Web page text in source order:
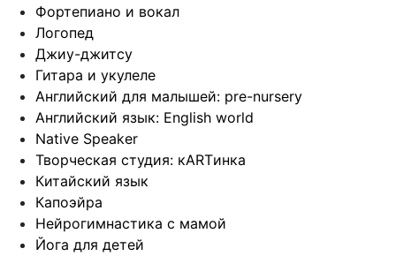
Фортепиано и вокал
Логопед
Джиу-джитсу
Гитара и укулеле
Английский для малышей: pre-nursery
Английский язык: English world
Native Speaker
Творческая студия: кARTинка
Китайский язык
Капоэйра
Нейрогимнастика с мамой
Йога для детей